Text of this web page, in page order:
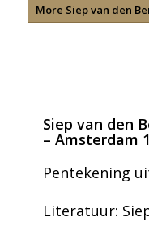
More Siep van den
Siep van den
– Amsterdam
Pentekening
Literatuur: